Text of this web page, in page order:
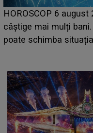
să
îi
LINE-UP
care deschid
așteptate